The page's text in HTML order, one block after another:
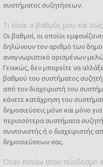
συστήματος συζητήσεων.
Τι είναι ο βαθμός μου και
Οι βαθμοί, οι οποίοι
δηλώνουν τον αριθμό των
αναγνωριστικό ορισμένων
Γενικώς, δεν μπορείτε να
βαθμού του συστήματος
από τον διαχειριστή του
κάνετε κατάχρηση του
δημοσιεύσεις μόνο και μόνο
περισσότερα συστήματα
συντονιστής ή ο διαχειριστής
δημοσιεύσεων σας.
Όταν πατάω στον σύνδεσμο